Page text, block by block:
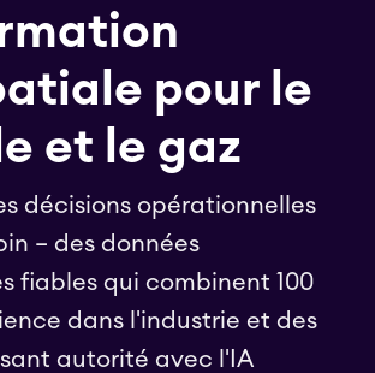
pour le
et le gaz
décisions opérationnelles
– des données
fiables qui combinent 100
dans l'industrie et des
autorité avec l'IA